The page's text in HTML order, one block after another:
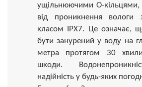
ущільнюючими О-
від проникнення вологи
класом IPX7. Це означає,
бути занурений у воду на
метра протягом 30
шкоди.
надійність у будь-яких